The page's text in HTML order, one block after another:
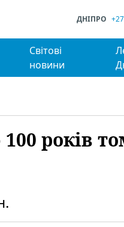
ДНІПРО
Світові
новини
років